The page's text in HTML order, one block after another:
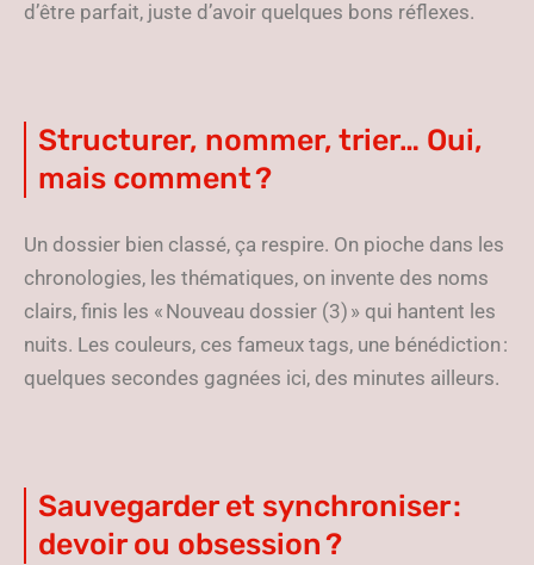
d’être parfait, juste d’avoir quelques bons réflexes.
Structurer, nommer, trier… Oui,
mais comment ?
Un dossier bien classé, ça respire. On pioche dans les
chronologies, les thématiques, on invente des noms
clairs, finis les « Nouveau dossier (3) » qui hantent les
nuits. Les couleurs, ces fameux tags, une bénédiction :
quelques secondes gagnées ici, des minutes ailleurs.
Sauvegarder et synchroniser :
devoir ou obsession ?